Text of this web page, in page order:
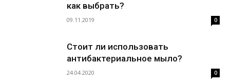
как выбрать?
09.11.2019 0
Стоит ли использовать
антибактериальное мыло?
24.04.2020 0